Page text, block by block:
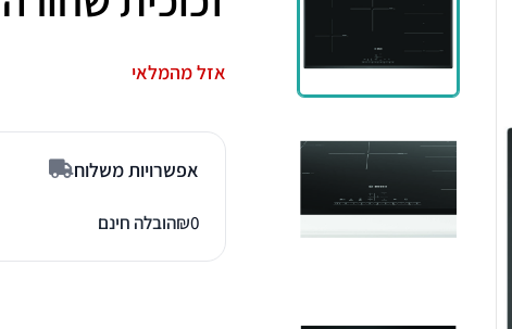
אזל מהמלאי
אפשרויות משלוח
₪0 הובלה חינם